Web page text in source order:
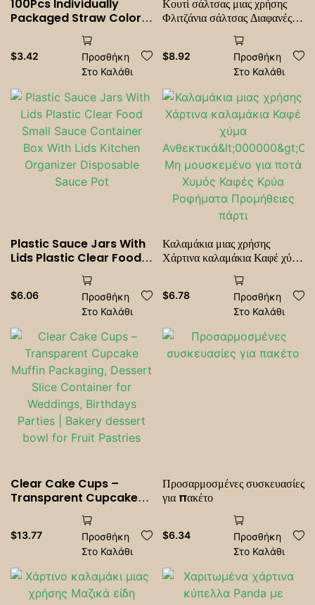
100Pcs Individually
Packaged Straw Color
Drinking Straws Bubble
Tea Straw BIg Milkshake
Straws Party Wedding
Bar Home Accessories
$3.42
Προσθήκη
Στο Καλάθι
Κουτί σάλτσας μιας χρήσης
Φλιτζάνια σάλτσας Διαφανές
ενωμένο πλαστικό κουτί
Κουτί δοχείο σάλτσας με
καπάκια Προμήθεια κουζίνας
$8.92
Προσθήκη
Στο Καλάθι
Plastic Sauce Jars With
Lids Plastic Clear Food
Small Sauce Container
Box With Lids Kitchen
Organizer Disposable
$6.06
Προσθήκη
Στο Καλάθι
Καλαμάκια μιας χρήσης
Χάρτινα καλαμάκια Καφέ χύμα
Ανθεκτικά<000000>Οικολο
γικό Μη μουσκεμένο για ποτά
Χυμός Καφές Κρύα Ροφήματα
Προμήθειες πάρτι
$6.78
Προσθήκη
Στο Καλάθι
Clear Cake Cups –
Transparent Cupcake
<000000> Muffin
Packaging, Dessert Slice
Container for Weddings,
Birthdays <000000>
Parties | Bakery dessert
bowl for Fruit <000000>
Pastries
$13.77
Προσθήκη
Στο Καλάθι
Προσαρμοσμένες συσκευασίες
για πακέτο
$6.34
Προσθήκη
Στο Καλάθι